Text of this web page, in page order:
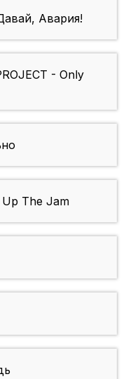
Авария!
- Only
Up The Jam